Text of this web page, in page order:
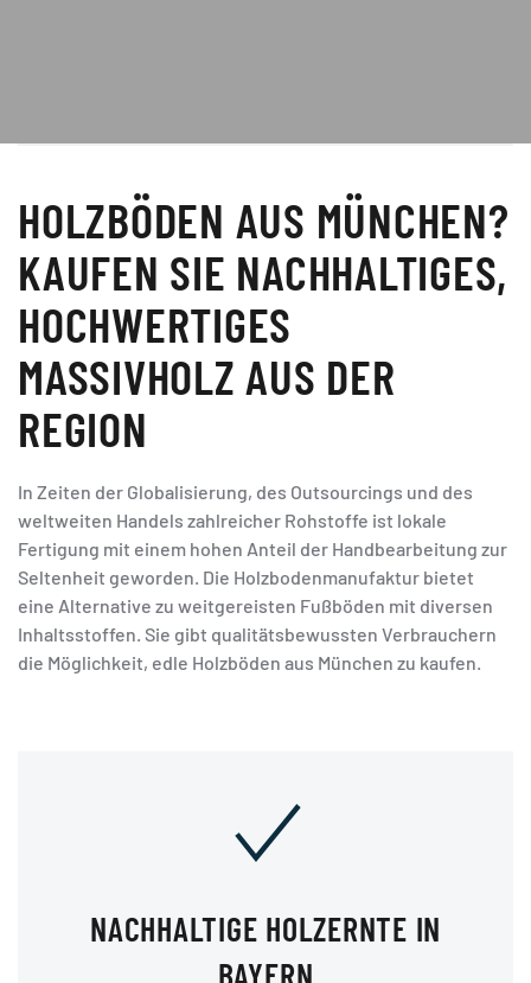
HOLZBÖDEN AUS MÜNCHEN?
KAUFEN SIE NACHHALTIGES,
HOCHWERTIGES
MASSIVHOLZ AUS DER
REGION
In Zeiten der Globalisierung, des Outsourcings und des
weltweiten Handels zahlreicher Rohstoffe ist lokale
Fertigung mit einem hohen Anteil der Handbearbeitung zur
Seltenheit geworden. Die Holzbodenmanufaktur bietet
eine Alternative zu weitgereisten Fußböden mit diversen
Inhaltsstoffen. Sie gibt qualitätsbewussten Verbrauchern
die Möglichkeit, edle Holzböden aus München zu kaufen.
NACHHALTIGE HOLZERNTE IN
BAYERN